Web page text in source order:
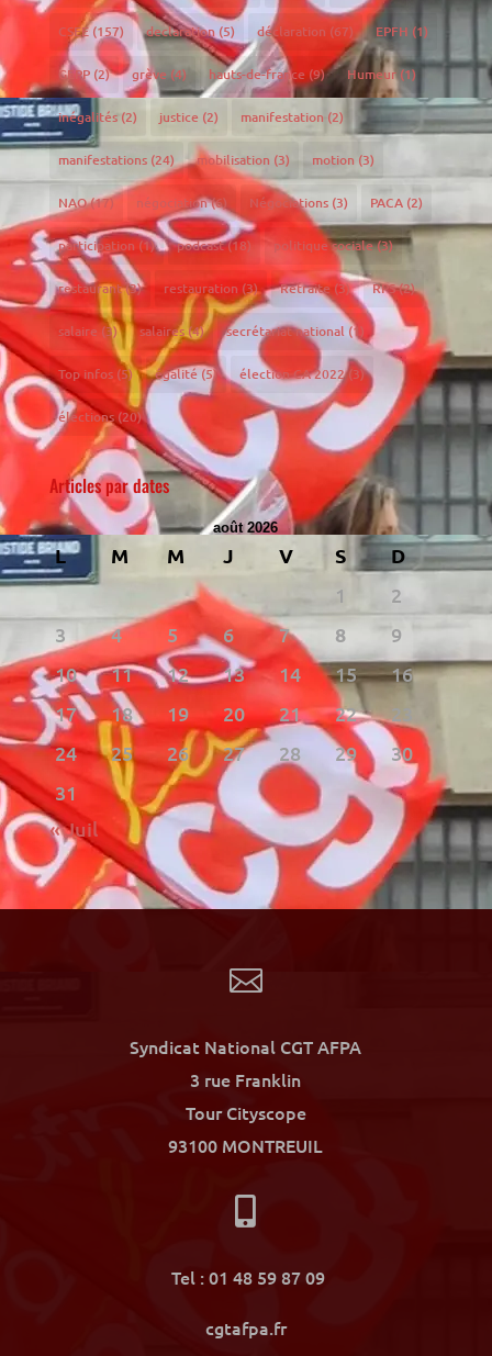
CSEE(157) declaration(5) déclaration (67) EPFH (1)
GEPP(2) grève(4) hauts-de-france (9) Humeur(1)
inégalités(2) justice (2) manifestation (2)
manifestations(24) mobilisation (3) motion (3)
NAO(17) négociation(6) Négociations(3) PACA(2)
participation (1) podcast(18) politique sociale(3)
restaurant(3) restauration (3) Retraite(3) RPS(2)
salaire (3) salaires(4) secrétariat national(1)
Top infos(5) égalité(5) élection CA 2022(3)
élections(20)
Articles par dates
août 2026
L M M J V S
D
1
2
3
4 5 6 7 8
9
10
11 12 13 14 15
16
17
18 19 20 21 22
23
24
25 26 27 28 29
30
31
« Juil

Syndicat National CGT AFPA
3 rue Franklin
Tour Cityscope
93100 MONTREUIL

Tel : 01 48 59 87 09
cgtafpa.fr